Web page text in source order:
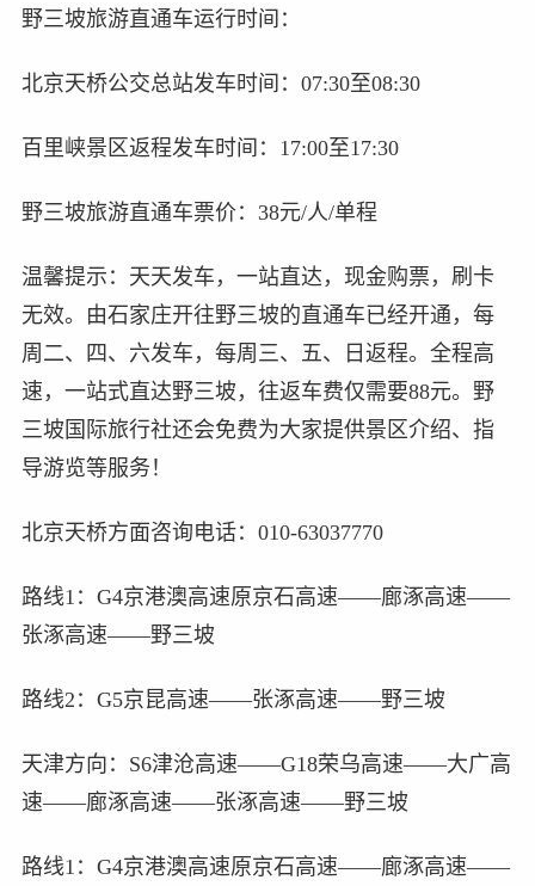
野三坡旅游直通车运行时间：
北京天桥公交总站发车时间：07:30至08:30
百里峡景区返程发车时间：17:00至17:30
野三坡旅游直通车票价：38元/人/单程
温馨提示：天天发车，一站直达，现金购票，刷卡
无效。由石家庄开往野三坡的直通车已经开通，每
周二、四、六发车，每周三、五、日返程。全程高
速，一站式直达野三坡，往返车费仅需要88元。野
三坡国际旅行社还会免费为大家提供景区介绍、指
导游览等服务！
北京天桥方面咨询电话：010-63037770
路线1：G4京港澳高速原京石高速——廊涿高速——
张涿高速——野三坡
路线2：G5京昆高速——张涿高速——野三坡
天津方向：S6津沧高速——G18荣乌高速——大广高
速——廊涿高速——张涿高速——野三坡
路线1：G4京港澳高速原京石高速——廊涿高速——